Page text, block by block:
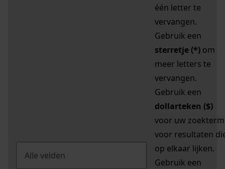
één letter te
vervangen.
Gebruik een
sterretje (*) om
meer letters te
vervangen.
Gebruik een
dollarteken ($)
voor uw zoekterm
voor resultaten
op elkaar lijken.
Gebruik een